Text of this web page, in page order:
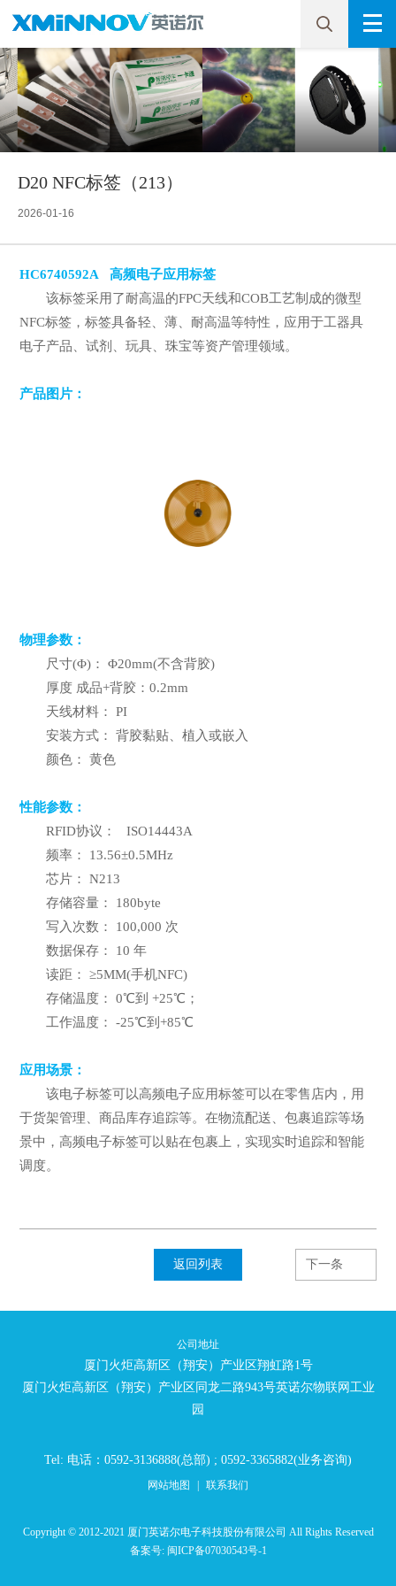
D20 NFC标签（213）
2026-01-16
HC6740592A 高频电子应用标签
该标签采用了耐高温的FPC天线和COB工艺制成的微型
NFC标签，标签具备轻、薄、耐高温等特性，应用于工器具
电子产品、试剂、玩具、珠宝等资产管理领域。
产品图片：
物理参数：
尺寸(Φ)： Φ20mm(不含背胶)
厚度 成品+背胶：0.2mm
天线材料： PI
安装方式： 背胶黏贴、植入或嵌入
颜色： 黄色
性能参数：
RFID协议： ISO14443A
频率： 13.56±0.5MHz
芯片： N213
存储容量： 180byte
写入次数： 100,000 次
数据保存： 10 年
读距： ≥5MM(手机NFC)
存储温度： 0℃到 +25℃；
工作温度： -25℃到+85℃
应用场景：
该电子标签可以高频电子应用标签可以在零售店内，用
于货架管理、商品库存追踪等。在物流配送、包裹追踪等场
景中，高频电子标签可以贴在包裹上，实现实时追踪和智能
调度。
返回列表 下一条
公司地址
厦门火炬高新区（翔安）产业区翔虹路1号
厦门火炬高新区（翔安）产业区同龙二路943号英诺尔物联网工业
园
Tel: 电话：0592-3136888(总部) ; 0592-3365882(业务咨询)
网站地图 | 联系我们
Copyright © 2012-2021 厦门英诺尔电子科技股份有限公司 All Rights Reserved
备案号: 闽ICP备07030543号-1